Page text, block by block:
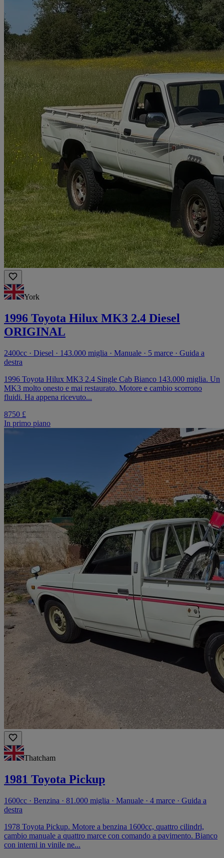
York
1996 Toyota Hilux MK3 2.4 Diesel
ORIGINAL
2400cc · Diesel · 143.000 miglia · Manuale · 5 marce · Guida a
destra
1996 Toyota Hilux MK3 2.4 Single Cab Bianco 143.000 miglia. Un
MK3 molto onesto e mai restaurato. Motore e cambio scorrono
fluidi. Ha appena ricevuto...
8750 £
In primo piano
Thatcham
1981 Toyota Pickup
1600cc · Benzina · 81.000 miglia · Manuale · 4 marce · Guida a
destra
1978 Toyota Pickup. Motore a benzina 1600cc, quattro cilindri,
cambio manuale a quattro marce con comando a pavimento. Bianco
con interni in vinile ne...